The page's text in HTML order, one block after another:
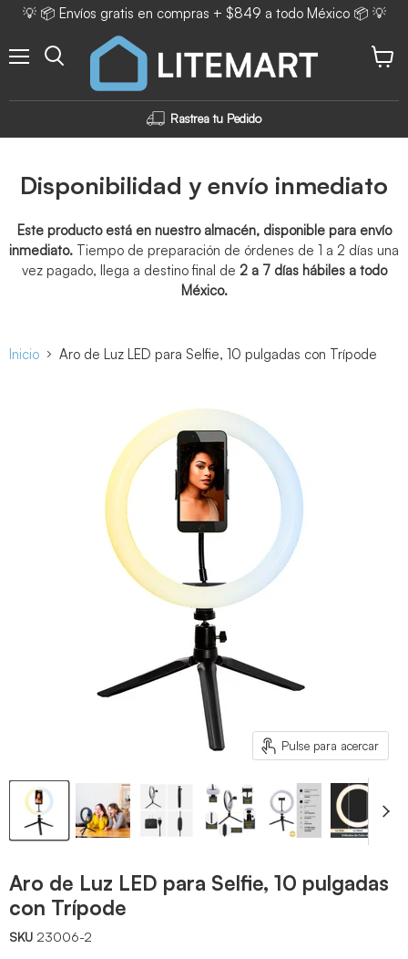
💡 📦 Envíos gratis en compras + $849 a todo México 📦 💡
Rastrea tu Pedido
Disponibilidad y envío inmediato
Este producto está en nuestro almacén, disponible para envío
inmediato. Tiempo de preparación de órdenes de 1 a 2 días una
vez pagado, llega a destino final de 2 a 7 días hábiles a todo
México.
Inicio Aro de Luz LED para Selfie, 10 pulgadas con Trípode
Pulse para acercar
Aro de Luz LED para Selfie, 10 pulgadas
con Trípode
SKU 23006-2